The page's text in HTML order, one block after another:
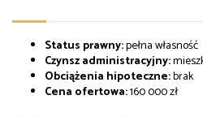
Status prawny:pełna własność
Czynsz administracyjny:
Obciążenia hipoteczne:brak
Cena ofertowa:160 000 zł